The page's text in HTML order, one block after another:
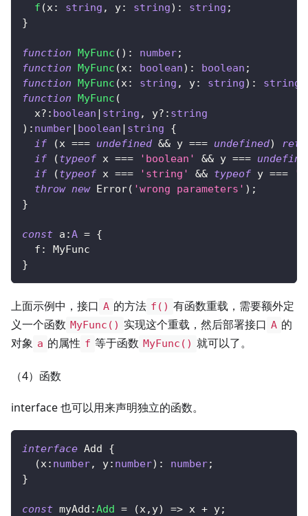
f (x: string , y: string) : string ;
}
function MyFunc ( ) : number;
function MyFunc (x: boolean) : boolean ;
function MyFunc (x: string , y: string) : string
function MyFunc (
  x
? : boolean | string , y? : string
) : number| boolean | string
{
if
(x === undefined && y === undefined)
if
(typeof x === 'boolean' && y ===
if
(typeof x === 'string' && typeof y ===
throw new Error( 'wrong parameters' ) ;
}
const a :A = {
  f
:
MyFunc
}
上面示例中，接口 A 的方法 f() 有函数重载，需要额外定
义一个函数 MyFunc() 实现这个重载，然后部署接口 A 的
对象 a 的属性 f 等于函数 MyFunc() 就可以了。
（4）函数
interface 也可以用来声明独立的函数。
interface Add
{
(x : number, y: number) : number;
}
const myAdd :Add = (x , y) => x + y;